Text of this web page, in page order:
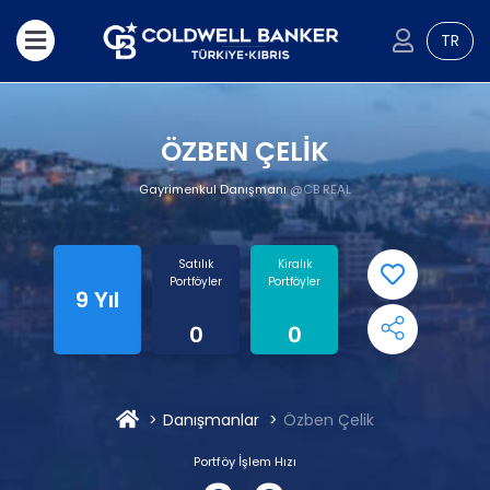
TR
ÖZBEN ÇELİK
Gayrimenkul Danışmanı@CB REAL
9 Yıl
Satılık
Portföyler
0
Kiralık
Portföyler
0
Danışmanlar Özben Çelik
Portföy İşlem Hızı